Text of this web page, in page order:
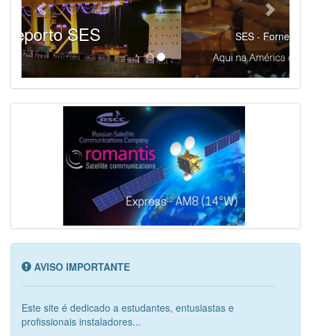
SES - Fornecendo Esportes Ao Vivo
AVISO IMPORTANTE
Este site é dedicado a estudantes, entusiastas e
profissionais instaladores...